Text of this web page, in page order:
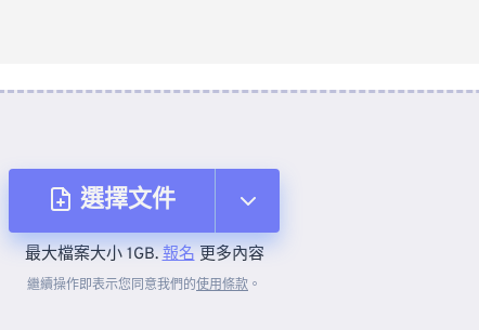
選擇文件
來自裝置
最大檔案大小 1GB.報名更多內容
繼續操作即表示您同意我們的使用條款 。